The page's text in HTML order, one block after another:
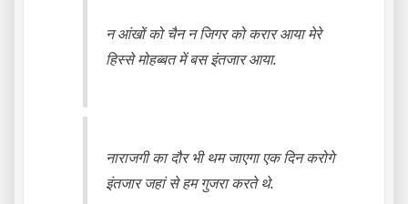
न आंखों को चैन न जिगर को करार आया मेरे
हिस्से मोहब्बत में बस इंतजार आया.
नाराजगी का दौर भी थम जाएगा एक दिन करोगे
इंतजार जहां से हम गुजरा करते थे.